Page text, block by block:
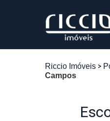
Riccio Imóveis
Campos